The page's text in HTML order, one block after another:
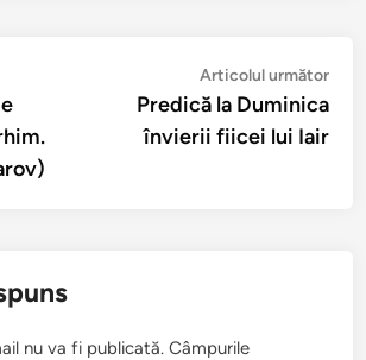
Articolul
anterior:
Articolul următor
Predică la Duminica
învierii fiicei lui Iair
nu va fi publicată. Câmpurile